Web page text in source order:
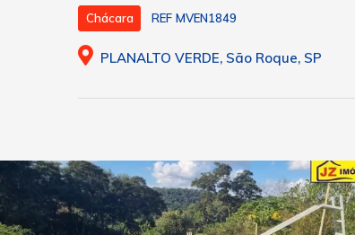
Chácara REF MVEN1849
PLANALTO VERDE, São Roque, SP